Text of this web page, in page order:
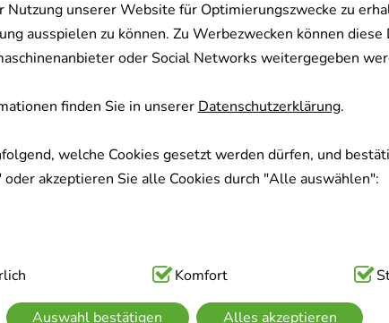
Nutzung unserer Website für Optimierungszwecke zu
ausspielen zu können. Zu Werbezwecken können diese
oder Social Networks weitergegeben
finden Sie in unsererDatenschutzerklärung.
welche Cookies gesetzt werden dürfen, und
akzeptieren Sie alle Cookies durch "Alle auswählen":
Hierbei handelt es sich um Cookies, die für die
(z.B. Navigation, Warenkorb, Kundenkonto), weshalb
Komfort
Auswahl bestätigen Alles akzeptieren